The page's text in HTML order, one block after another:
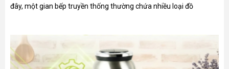
đây, một gian bếp truyền thống thường chứa nhiều loại đồ